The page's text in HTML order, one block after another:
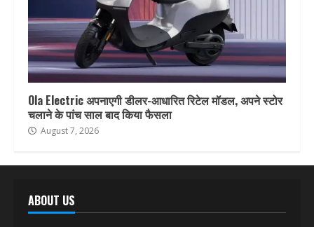
Ola Electric अपनाएगी डीलर-आधारित रिटेल मॉडल, अपने स्टोर
चलाने के पांच साल बाद किया फैसला
August 7, 2026
ABOUT US